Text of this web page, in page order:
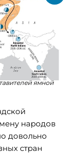
ямной
народов
довольно
стран